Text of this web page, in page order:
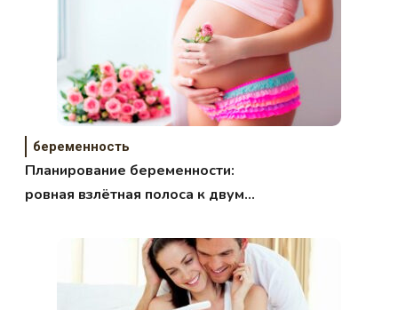
беременность
Планирование беременности:
ровная взлётная полоса к двум